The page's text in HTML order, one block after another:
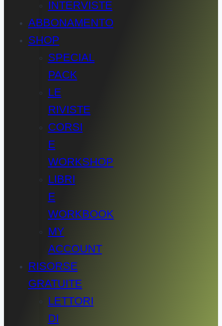
INTERVISTE
ABBONAMENTO
SHOP
SPECIAL
PACK
LE
RIVISTE
CORSI
E
WORKSHOP
LIBRI
E
WORKBOOK
MY
ACCOUNT
RISORSE
GRATUITE
LETTORI
DI